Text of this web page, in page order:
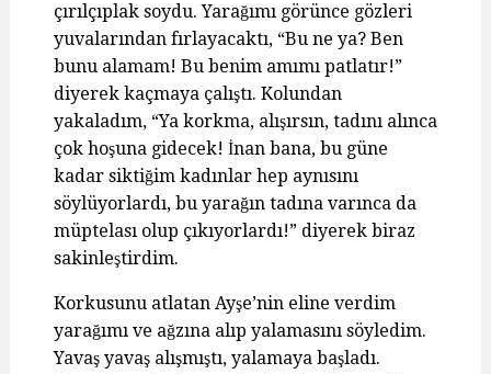
çırılçıplak soydu. Yarağımı görünce gözleri
yuvalarından fırlayacaktı, “Bu ne ya? Ben
bunu alamam! Bu benim amımı patlatır!”
diyerek kaçmaya çalıştı. Kolundan
yakaladım, “Ya korkma, alışırsın, tadını alınca
çok hoşuna gidecek! İnan bana, bu güne
kadar siktiğim kadınlar hep aynısını
söylüyorlardı, bu yarağın tadına varınca da
müptelası olup çıkıyorlardı!” diyerek biraz
sakinleştirdim.
Korkusunu atlatan Ayşe’nin eline verdim
yarağımı ve ağzına alıp yalamasını söyledim.
Yavaş yavaş alışmıştı, yalamaya başladı.